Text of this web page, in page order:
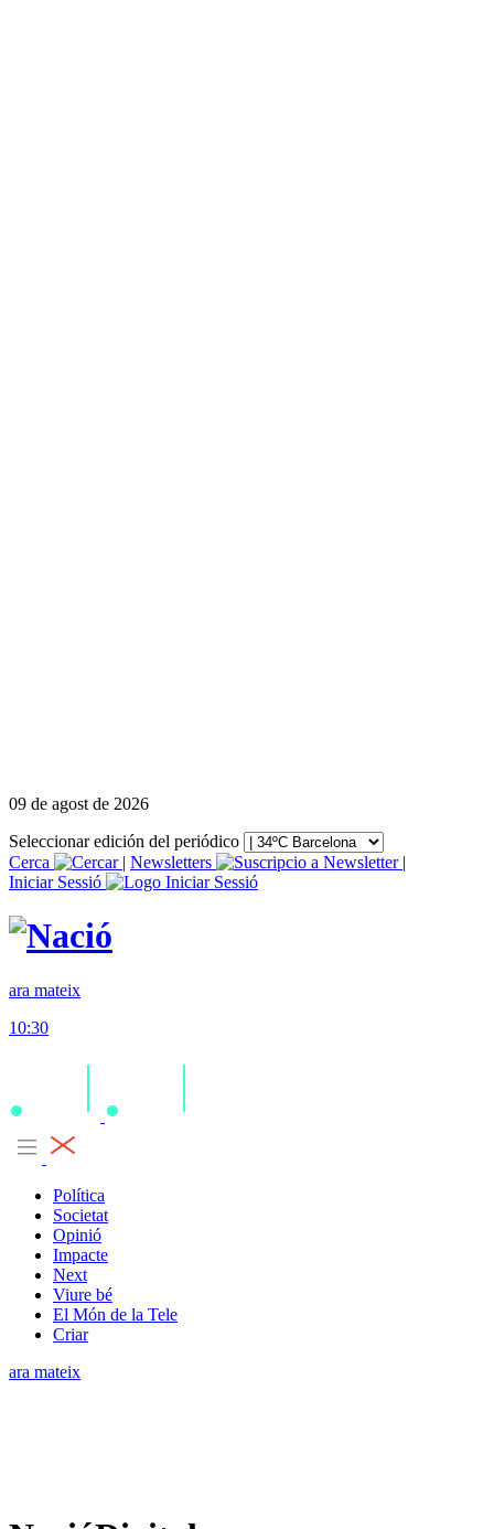
09 de agost de 2026
Seleccionar edición del periódico
Cerca
| Newsletters
|
Iniciar Sessió
ara mateix
10:30
Política
Societat
Opinió
Impacte
Next
Viure bé
El Món de la Tele
Criar
ara mateix